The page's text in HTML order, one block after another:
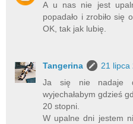
A u nas nie jest
popadało i zrobiło się
OK, tak jak lubię.
Tangerina
21 lipca
Ja się nie nadaje
wyjechałabym gdzieś
20 stopni.
W upalne dni jestem